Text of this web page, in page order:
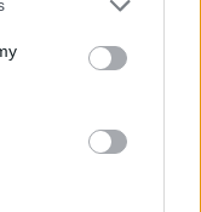
You may click to
party tags to
in below Google